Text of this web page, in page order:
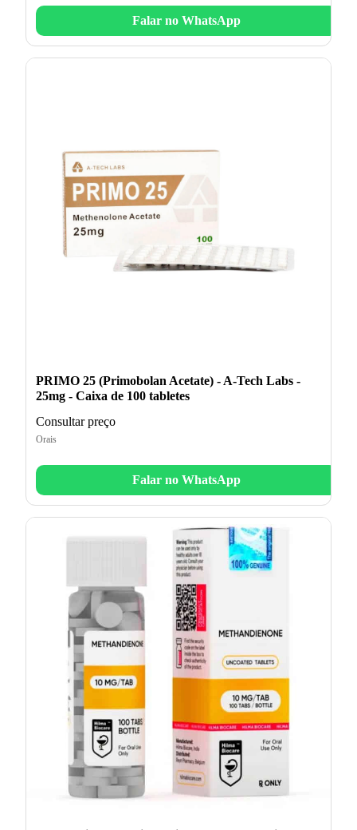
Falar no WhatsApp
PRIMO 25 (Primobolan Acetate) - A-Tech Labs -
25mg - Caixa de 100 tabletes
Consultar preço
Orais
Falar no WhatsApp